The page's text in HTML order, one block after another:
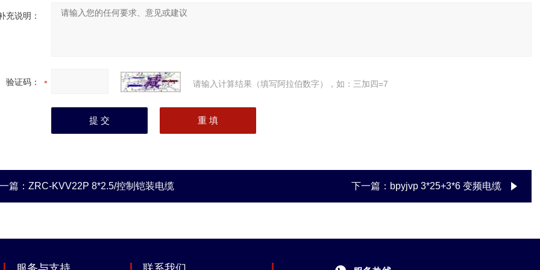
充说明：
验证码： 请输入计算结果（填写阿拉伯数字），如：三加四=7
一篇： ZRC-KVV22P 8*2.5/控制铠装电缆 下一篇： bpyjvp 3*25+3*6 变频电缆